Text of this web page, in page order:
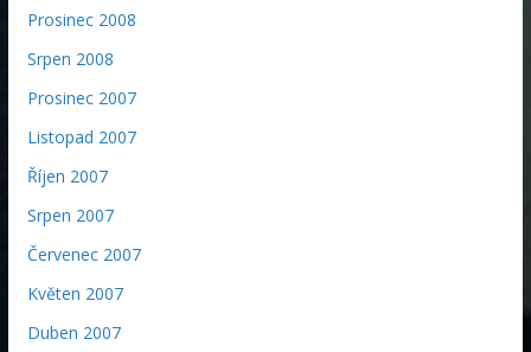
Prosinec 2008
Srpen 2008
Prosinec 2007
Listopad 2007
Říjen 2007
Srpen 2007
Červenec 2007
Květen 2007
Duben 2007